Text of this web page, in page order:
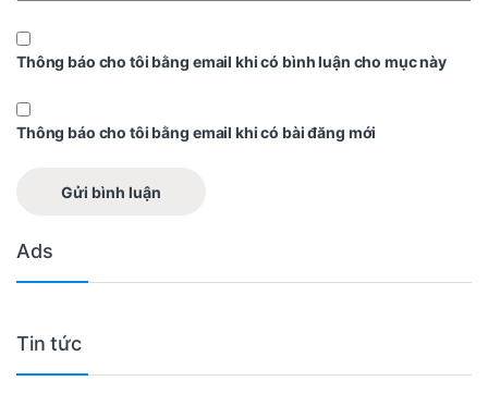
Thông báo cho tôi bằng email khi có bình luận cho mục này
Thông báo cho tôi bằng email khi có bài đăng mới
Ads
Tin tức